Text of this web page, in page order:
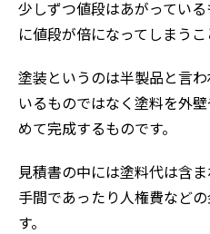
少しずつ値段はあがってい
に値段が倍になってしまうこ
塗装というのは半製品と言
いるものではなく塗料を外
めて完成するものです。
見積書の中には塗料代は含
手間であったり人権費など
す。